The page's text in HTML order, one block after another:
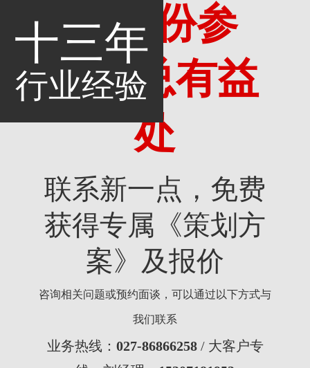
十三年
行业经验
多一份参
考，总有益
处
联系新一点，免费
获得专属《策划方
案》及报价
咨询相关问题或预约面谈，可以通过以下方式与
我们联系
业务热线： 027-86866258/ 大客户专